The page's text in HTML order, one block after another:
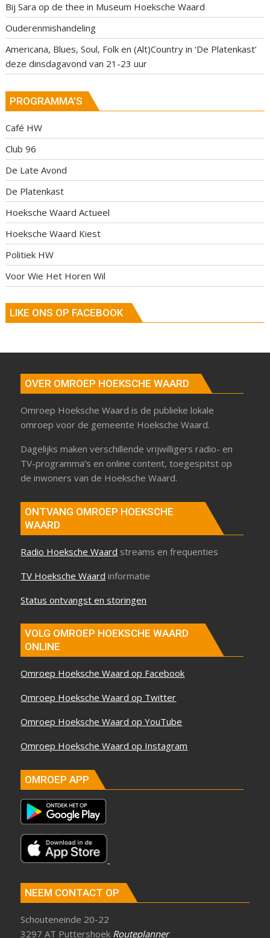
Bij Sara op de thee in Museum Hoeksche Waard
Ouderenmishandeling
Americana, Blues, Soul, Folk en (Alt)Country in ‘De Platenkast’
deze dinsdagavond van 21-23 uur
PROGRAMMA’S
Café HW
Club 96
De Late Avond
De Platenkast
Hoeksche Waard Actueel
Hoeksche Waard Kiest
Politiek HW
Voor Wie Het Horen Wil
LIKE ONS OP FACEBOOK
OVER OMROEP HOEKSCHE WAARD
Omroep Hoeksche Waard is de publieke lokale
omroep voor de gemeente Hoeksche Waard.
Dagelijks maken verschillende vrijwilligers radio- en
TV-programma’s en online content, toegespitst op
de inwoners van de Hoeksche Waard.
ONTVANG OMROEP HOEKSCHE
WAARD
Radio Hoeksche Waard streams en frequenties
TV Hoeksche Waard informatie
Status ontvangst en storingen
VOLG OMROEP HOEKSCHE WAARD
ONLINE
Omroep Hoeksche Waard op Facebook
Omroep Hoeksche Waard op Twitter
Omroep Hoeksche Waard op YouTube
Omroep Hoeksche Waard op Instagram
OMROEP APP
NEEM CONTACT OP
Schouteneinde 20-22
3297 AT Puttershoek Routeplanner